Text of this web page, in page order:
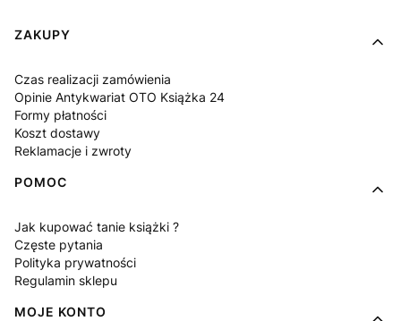
Linki w stopce
ZAKUPY
Czas realizacji zamówienia
Opinie Antykwariat OTO Książka 24
Formy płatności
Koszt dostawy
Reklamacje i zwroty
POMOC
Jak kupować tanie książki ?
Częste pytania
Polityka prywatności
Regulamin sklepu
MOJE KONTO